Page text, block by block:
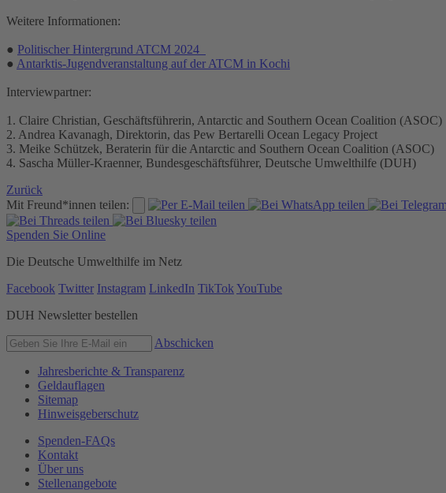
Weitere Informationen:
● Politischer Hintergrund ATCM 2024
● Antarktis-Jugendveranstaltung auf der ATCM in Kochi
Interviewpartner:
1. Claire Christian, Geschäftsführerin, Antarctic and Southern Ocean Coalition (ASOC)
2. Andrea Kavanagh, Direktorin, das Pew Bertarelli Ocean Legacy Project
3. Meike Schützek, Beraterin für die Antarctic and Southern Ocean Coalition (ASOC)
4. Sascha Müller-Kraenner, Bundesgeschäftsführer, Deutsche Umwelthilfe (DUH)
Zurück
Mit Freund*innen teilen:
Spenden Sie Online
Die Deutsche Umwelthilfe im Netz
Facebook Twitter Instagram LinkedIn TikTok YouTube
DUH Newsletter bestellen
Abschicken
Jahresberichte & Transparenz
Geldauflagen
Sitemap
Hinweisgeberschutz
Spenden-FAQs
Kontakt
Über uns
Stellenangebote